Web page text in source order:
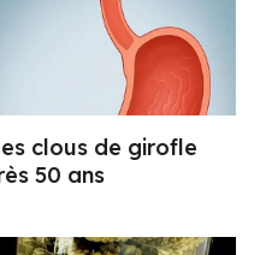
clous de girofle
50 ans